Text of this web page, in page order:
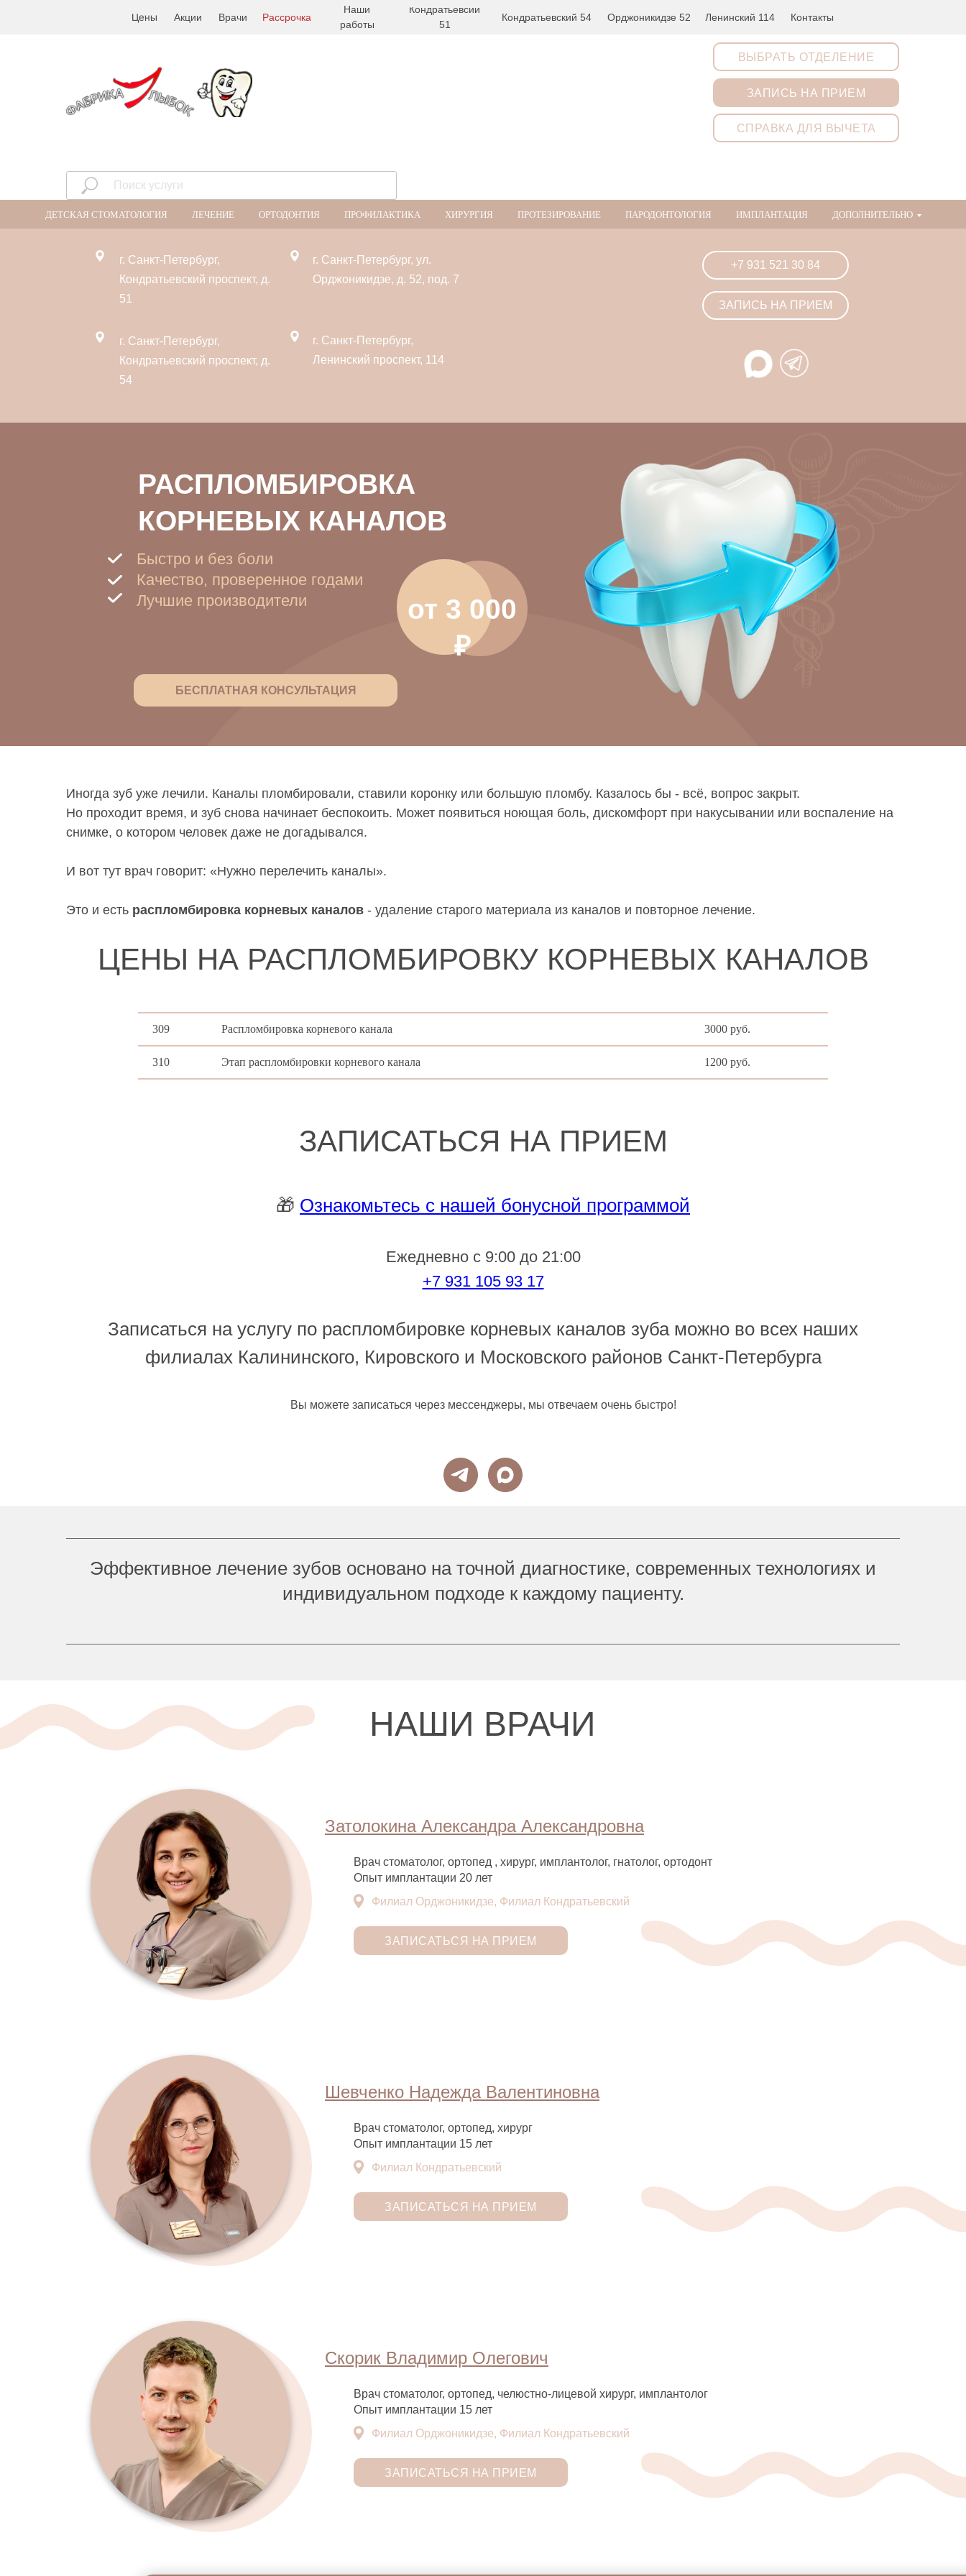
Цены
Наши
работы
Контакты
Врачи Рассрочка Ленинский 114
Орджоникидзе 52
Кондратьевсий
51
Акции Кондратьевский 54
ЗАПИСЬ НА ПРИЕМ
ВЫБРАТЬ ОТДЕЛЕНИЕ
СПРАВКА ДЛЯ ВЫЧЕТА
ДЕТСКАЯ СТОМАТОЛОГИЯ ЛЕЧЕНИЕ ОРТОДОНТИЯ ПРОФИЛАКТИКА ХИРУРГИЯ ПРОТЕЗИРОВАНИЕ ПАРОДОНТОЛОГИЯ ИМПЛАНТАЦИЯ ДОПОЛНИТЕЛЬНО
г. Санкт-Петербург,
Кондратьевский проспект, д.
51
г. Санкт-Петербург, ул.
Орджоникидзе, д. 52, под. 7
+7 931 521 30 84
ЗАПИСЬ НА ПРИЕМ
г. Санкт-Петербург,
Ленинский проспект, 114
г. Санкт-Петербург,
Кондратьевский проспект, д.
54
РАСПЛОМБИРОВКА
КОРНЕВЫХ КАНАЛОВ
Быстро и без боли
Качество, проверенное годами
Лучшие производители
от 3 000
₽
БЕСПЛАТНАЯ КОНСУЛЬТАЦИЯ
Иногда зуб уже лечили. Каналы пломбировали, ставили коронку или большую пломбу. Казалось бы - всё, вопрос закрыт.
Но проходит время, и зуб снова начинает беспокоить. Может появиться ноющая боль, дискомфорт при накусывании или воспаление на
снимке, о котором человек даже не догадывался.
И вот тут врач говорит: «Нужно перелечить каналы».
Это и есть распломбировка корневых каналов - удаление старого материала из каналов и повторное лечение.
ЦЕНЫ НА РАСПЛОМБИРОВКУ КОРНЕВЫХ КАНАЛОВ
309 Распломбировка корневого канала 3000 руб.
310 Этап распломбировки корневого канала 1200 руб.
ЗАПИСАТЬСЯ НА ПРИЕМ
🎁 Ознакомьтесь с нашей бонусной программой
Ежедневно с 9:00 до 21:00
+7 931 105 93 17
Записаться на услугу по распломбировке корневых каналов зуба можно во всех наших
филиалах Калининского, Кировского и Московского районов Санкт-Петербурга
Вы можете записаться через мессенджеры, мы отвечаем очень быстро!
Эффективное лечение зубов основано на точной диагностике, современных технологиях и
индивидуальном подходе к каждому пациенту.
НАШИ ВРАЧИ
Затолокина Александра Александровна
Филиал Орджоникидзе, Филиал Кондратьевский
ЗАПИСАТЬСЯ НА ПРИЕМ
Врач стоматолог, ортопед , хирург, имплантолог, гнатолог, ортодонт
Опыт имплантации 20 лет
Шевченко Надежда Валентиновна
Филиал Кондратьевский
ЗАПИСАТЬСЯ НА ПРИЕМ
Врач стоматолог, ортопед, хирург
Опыт имплантации 15 лет
Скорик Владимир Олегович
Филиал Орджоникидзе, Филиал Кондратьевский
ЗАПИСАТЬСЯ НА ПРИЕМ
Врач стоматолог, ортопед, челюстно-лицевой хирург, имплантолог
Опыт имплантации 15 лет